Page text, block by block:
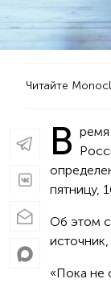
Читайте
В ремя
пятницу,
Об этом
«Пока не